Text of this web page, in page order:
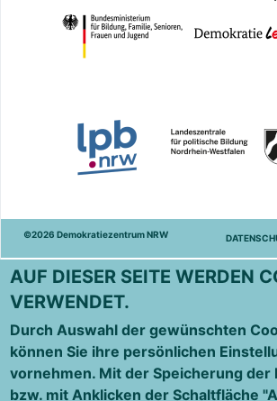
©2026 Demokratiezentrum NRW
AUF DIESER SEITE WERDEN
VERWENDET.
Durch Auswahl der gewünschten
können Sie ihre persönlichen
vornehmen. Mit der Speicherung der
bzw. mit Anklicken der Schaltfläche